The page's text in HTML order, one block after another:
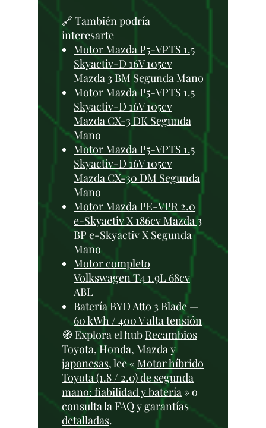
🔗 También podría
interesarte
Motor Mazda P5-VPTS 1.5
Skyactiv-D 16V 105cv
Mazda 3 BM Segunda Mano
Motor Mazda P5-VPTS 1.5
Skyactiv-D 16V 105cv
Mazda CX-3 DK Segunda
Mano
Motor Mazda P5-VPTS 1.5
Skyactiv-D 16V 105cv
Mazda CX-30 DM Segunda
Mano
Motor Mazda PE-VPR 2.0
e-Skyactiv X 186cv Mazda 3
BP e-Skyactiv X Segunda
Mano
Motor completo
Volkswagen T4 1.9L 68cv
ABL
Batería BYD Atto 3 Blade —
60 kWh / 400 V alta tensión
🧭 Explora el hub Recambios
Toyota, Honda, Mazda y
japonesas, lee « Motor híbrido
Toyota (1.8 / 2.0) de segunda
mano: fiabilidad y batería » o
consulta la FAQ y garantías
detalladas.